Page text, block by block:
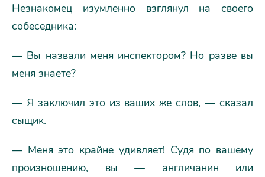
Незнакомец изумленно взглянул на своего
собеседника:
— Вы назвали меня инспектором? Но разве вы
меня знаете?
— Я заключил это из ваших же слов, — сказал
сыщик.
— Меня это крайне удивляет! Судя по вашему
произношению, вы — англичанин или